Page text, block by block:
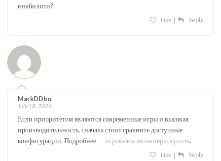
юзабилити?
Like Reply
MarkDDbo
July 18, 2026
Если приоритетом являются современные игры и высокая
производительность, сначала стоит сравнить доступные
конфигурации. Подробнее — игровые компьютеры купить.
Like Reply